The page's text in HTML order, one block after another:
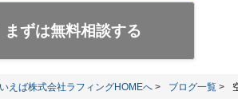
まずは無料相談する
えば株式会社ラフィングHOMEへ ブログ一覧